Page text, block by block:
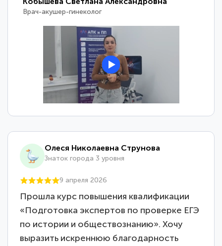
Врач-акушер-гинеколог
Олеся Николаевна Струнова
Знаток города 3 уровня
9 апреля 2026
Прошла курс повышения квалификации
«Подготовка экспертов по проверке ЕГЭ
по истории и обществознанию». Хочу
выразить искреннюю благодарность